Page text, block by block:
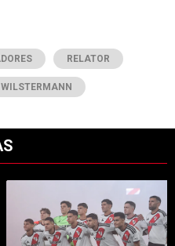
RELATOR
WILSTERMANN
"River vs. Rosario Central:
Un artículo de tendencia con el